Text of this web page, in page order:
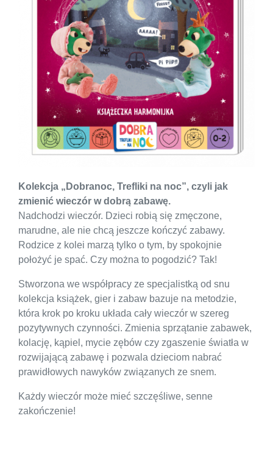
Kolekcja „Dobranoc, Trefliki na noc”, czyli jak
zmienić wieczór w dobrą zabawę.
Nadchodzi wieczór. Dzieci robią się zmęczone,
marudne, ale nie chcą jeszcze kończyć zabawy.
Rodzice z kolei marzą tylko o tym, by spokojnie
położyć je spać. Czy można to pogodzić? Tak!
Stworzona we współpracy ze specjalistką od snu
kolekcja książek, gier i zabaw bazuje na metodzie,
która krok po kroku układa cały wieczór w szereg
pozytywnych czynności. Zmienia sprzątanie zabawek,
kolację, kąpiel, mycie zębów czy zgaszenie światła w
rozwijającą zabawę i pozwala dzieciom nabrać
prawidłowych nawyków związanych ze snem.
Każdy wieczór może mieć szczęśliwe, senne
zakończenie!